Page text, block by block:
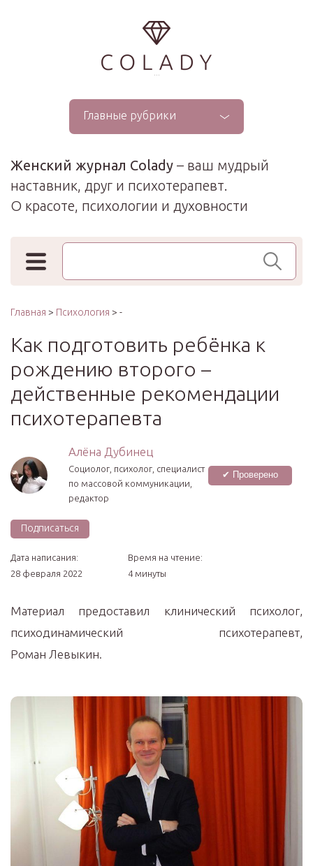
...
Главные рубрики
Женский журнал Colady – ваш мудрый
наставник, друг и психотерапевт.
О красоте, психологии и духовности
Поиск по сайту
Главная > Психология > -
Как подготовить ребёнка к
рождению второго –
действенные рекомендации
психотерапевта
Алёна Дубинец
Социолог, психолог, специалист
по массовой коммуникации,
редактор
✔ Проверено
Подписаться
Дата написания:
28 февраля 2022
Время на чтение:
4 минуты
Материал предоставил клинический психолог,
психодинамический психотерапевт,
Роман Левыкин.